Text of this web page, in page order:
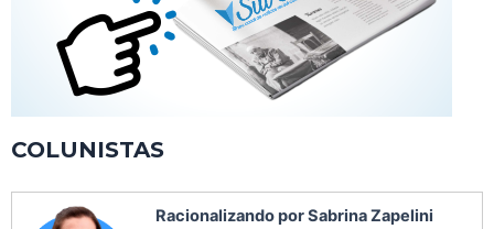
COLUNISTAS
Racionalizando por Sabrina Zapelini